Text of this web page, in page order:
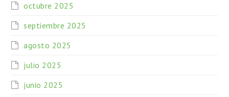
octubre 2025
septiembre 2025
agosto 2025
julio 2025
junio 2025